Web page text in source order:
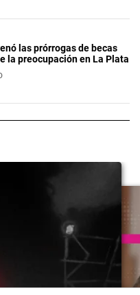
las prórrogas de becas
la preocupación en La Plata